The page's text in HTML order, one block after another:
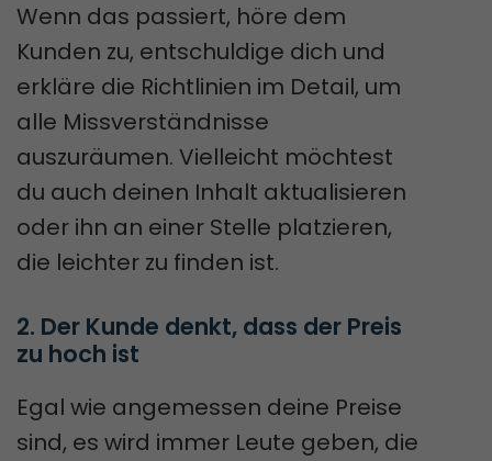
Wenn das passiert, höre dem
Kunden zu, entschuldige dich und
erkläre die Richtlinien im Detail, um
alle Missverständnisse
auszuräumen. Vielleicht möchtest
du auch deinen Inhalt aktualisieren
oder ihn an einer Stelle platzieren,
die leichter zu finden ist.
2. Der Kunde denkt, dass der Preis
zu hoch ist
Egal wie angemessen deine Preise
sind, es wird immer Leute geben, die